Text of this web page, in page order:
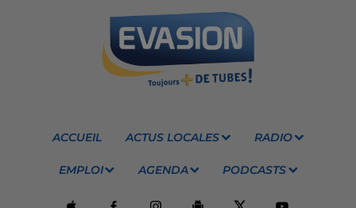
ACCUEIL ACTUS LOCALES RADIO
EMPLOI AGENDA PODCASTS